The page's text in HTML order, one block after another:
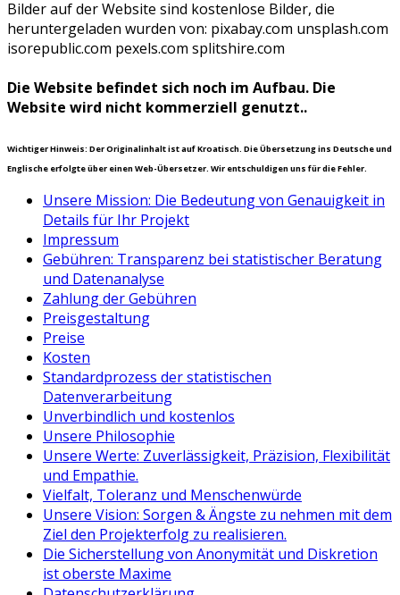
Bilder auf der Website sind kostenlose Bilder, die
heruntergeladen wurden von: pixabay.com unsplash.com
isorepublic.com pexels.com splitshire.com
Die Website befindet sich noch im Aufbau. Die
Website wird nicht kommerziell genutzt..
Wichtiger Hinweis: Der Originalinhalt ist auf Kroatisch. Die Übersetzung ins Deutsche und
Englische erfolgte über einen Web-Übersetzer. Wir entschuldigen uns für die Fehler.
Unsere Mission: Die Bedeutung von Genauigkeit in
Details für Ihr Projekt
Impressum
Gebühren: Transparenz bei statistischer Beratung
und Datenanalyse
Zahlung der Gebühren
Preisgestaltung
Preise
Kosten
Standardprozess der statistischen
Datenverarbeitung
Unverbindlich und kostenlos
Unsere Philosophie
Unsere Werte: Zuverlässigkeit, Präzision, Flexibilität
und Empathie.
Vielfalt, Toleranz und Menschenwürde
Unsere Vision: Sorgen & Ängste zu nehmen mit dem
Ziel den Projekterfolg zu realisieren.
Die Sicherstellung von Anonymität und Diskretion
ist oberste Maxime